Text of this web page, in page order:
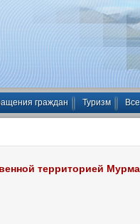
граждан Туризм
территорией